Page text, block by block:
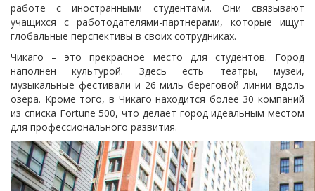
работе с иностранными студентами. Они связывают
учащихся с работодателями-партнерами, которые ищут
глобальные перспективы в своих сотрудниках.
Чикаго – это прекрасное место для студентов. Город
наполнен культурой. Здесь есть театры, музеи,
музыкальные фестивали и 26 миль береговой линии вдоль
озера. Кроме того, в Чикаго находится более 30 компаний
из списка Fortune 500, что делает город идеальным местом
для профессионального развития.